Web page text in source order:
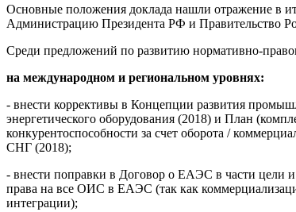
Основные положения доклада нашли отражение в
Администрацию Президента РФ и Правительство
Среди предложений по развитию нормативно-
на международном и региональном уровнях:
- внести коррективы в Концепции развития
энергетического оборудования (2018) и План
конкурентоспособности за счет оборота /
СНГ (2018);
- внести поправки в Договор о ЕАЭС в части цели и
права на все ОИС в ЕАЭС (так как
интеграции);